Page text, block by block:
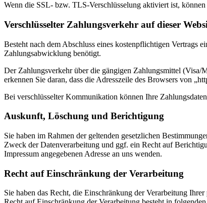
Wenn die SSL- bzw. TLS-Verschlüsselung aktiviert ist,
Verschlüsselter Zahlungsverkehr auf dieser
Besteht nach dem Abschluss eines kostenpflichtigen Vertrags
Zahlungsabwicklung benötigt.
Der Zahlungsverkehr über die gängigen Zahlungsmittel (Visa/
erkennen Sie daran, dass die Adresszeile des Browsers von
Bei verschlüsselter Kommunikation können Ihre
Auskunft, Löschung und Berichtigung
Sie haben im Rahmen der geltenden gesetzlichen
Zweck der Datenverarbeitung und ggf. ein Recht auf
Impressum angegebenen Adresse an uns wenden.
Recht auf Einschränkung der Verarbeitung
Sie haben das Recht, die Einschränkung der Verarbeitung